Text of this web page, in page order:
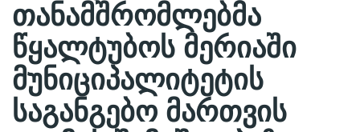
თანამშრომლებმა
წყალტუბოს მერიაში
მუნიციპალიტეტის
საგანგებო მართვის